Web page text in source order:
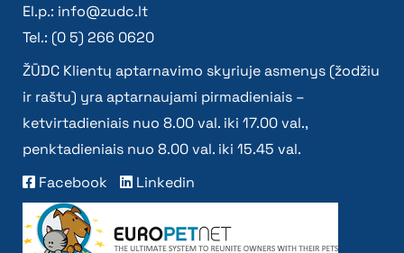
El.p.: info@zudc.lt
Tel.: (0 5) 266 0620
ŽŪDC Klientų aptarnavimo skyriuje asmenys (žodžiu
ir raštu) yra aptarnaujami pirmadieniais –
ketvirtadieniais nuo 8.00 val. iki 17.00 val.,
penktadieniais nuo 8.00 val. iki 15.45 val.
Facebook
Linkedin